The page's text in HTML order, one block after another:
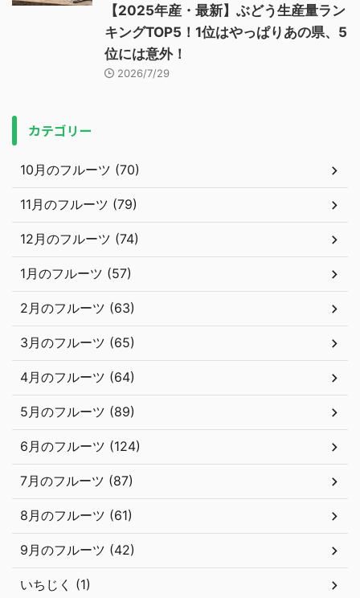
【2025年産・最新】ぶどう生産量ラン
キングTOP5！1位はやっぱりあの県、5
位には意外！
2026/7/29
カテゴリー
10月のフルーツ (70)
11月のフルーツ (79)
12月のフルーツ (74)
1月のフルーツ (57)
2月のフルーツ (63)
3月のフルーツ (65)
4月のフルーツ (64)
5月のフルーツ (89)
6月のフルーツ (124)
7月のフルーツ (87)
8月のフルーツ (61)
9月のフルーツ (42)
いちじく (1)